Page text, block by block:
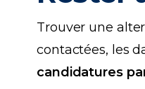
Trouver une
contactées, les
candidatures